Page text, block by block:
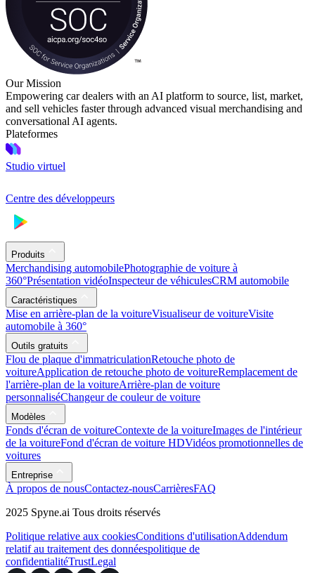
Our Mission
Empowering car dealers with an AI platform to source, list, market,
and sell vehicles faster through advanced visual merchandising and
conversational AI agents.
Plateformes
Studio virtuel
Centre des développeurs
Produits
Merchandising automobilePhotographie de voiture à
360°Présentation vidéoInspecteur de véhiculesCRM automobile
Caractéristiques
Mise en arrière-plan de la voitureVisualiseur de voitureVisite
automobile à 360°
Outils gratuits
Flou de plaque d'immatriculationRetouche photo de
voitureApplication de retouche photo de voitureRemplacement de
l'arrière-plan de la voitureArrière-plan de voiture
personnaliséChangeur de couleur de voiture
Modèles
Fonds d'écran de voitureContexte de la voitureImages de l'intérieur
de la voitureFond d'écran de voiture HDVidéos promotionnelles de
voitures
Entreprise
À propos de nousContactez-nousCarrièresFAQ
2025 Spyne.ai Tous droits réservés
Politique relative aux cookiesConditions d'utilisationAddendum
relatif au traitement des donnéespolitique de
confidentialitéTrustLegal